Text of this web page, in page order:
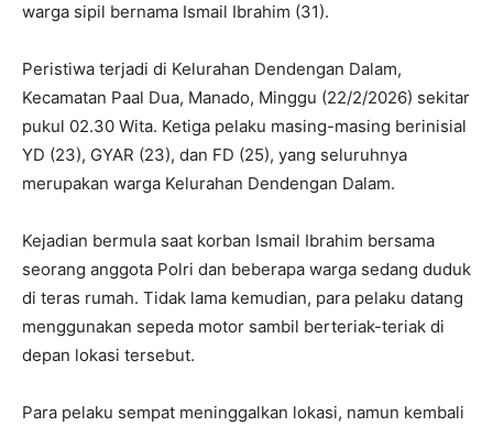
warga sipil bernama Ismail Ibrahim (31).
Peristiwa terjadi di Kelurahan Dendengan Dalam,
Kecamatan Paal Dua, Manado, Minggu (22/2/2026) sekitar
pukul 02.30 Wita. Ketiga pelaku masing-masing berinisial
YD (23), GYAR (23), dan FD (25), yang seluruhnya
merupakan warga Kelurahan Dendengan Dalam.
Kejadian bermula saat korban Ismail Ibrahim bersama
seorang anggota Polri dan beberapa warga sedang duduk
di teras rumah. Tidak lama kemudian, para pelaku datang
menggunakan sepeda motor sambil berteriak-teriak di
depan lokasi tersebut.
Para pelaku sempat meninggalkan lokasi, namun kembali